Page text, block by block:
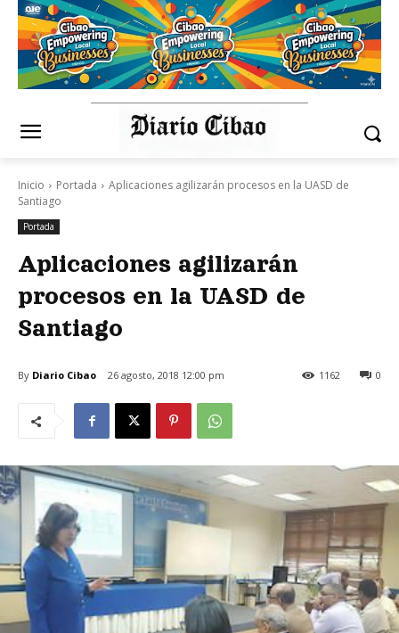
Inicio Portada
Aplicaciones agilizarán procesos en la UASD de
Santiago
Portada
Aplicaciones agilizarán
procesos en la UASD de
Santiago
By Diario Cibao 26 agosto, 2018 12:00 pm 0
1162